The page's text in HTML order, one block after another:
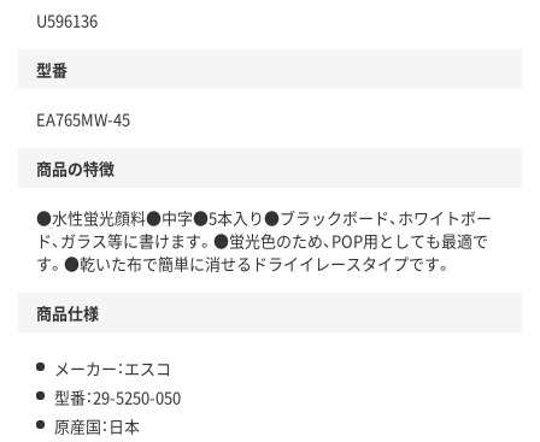
U596136
型番
EA765MW-45
商品の特徴
●水性蛍光顔料●中字●5本入り●ブラックボード、ホワイトボー
ド、ガラス等に書けます。●蛍光色のため、POP用としても最適で
す。●乾いた布で簡単に消せるドライイレースタイプです。
商品仕様
メーカー：エスコ
型番：29-5250-050
原産国：日本